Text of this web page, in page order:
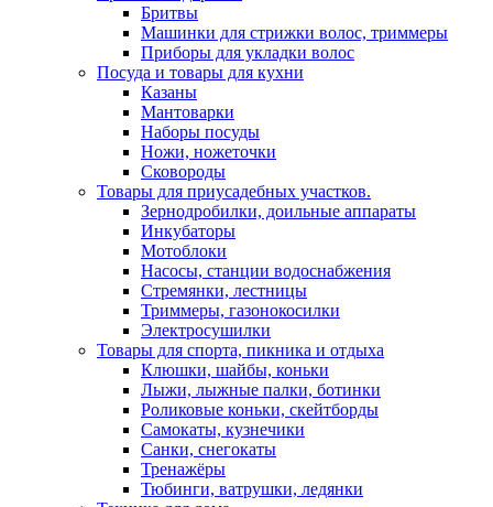
Бритвы
Машинки для стрижки волос, триммеры
Приборы для укладки волос
Посуда и товары для кухни
Казаны
Мантоварки
Наборы посуды
Ножи, ножеточки
Сковороды
Товары для приусадебных участков.
Зернодробилки, доильные аппараты
Инкубаторы
Мотоблоки
Насосы, станции водоснабжения
Стремянки, лестницы
Триммеры, газонокосилки
Электросушилки
Товары для спорта, пикника и отдыха
Клюшки, шайбы, коньки
Лыжи, лыжные палки, ботинки
Роликовые коньки, скейтборды
Самокаты, кузнечики
Санки, снегокаты
Тренажёры
Тюбинги, ватрушки, ледянки